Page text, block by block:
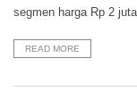
segmen harga Rp 2
READ MORE